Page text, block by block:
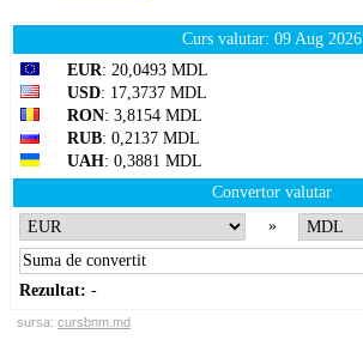
Curs valutar: 09 Aug 2026
EUR: 20,0493 MDL
USD: 17,3737 MDL
RON: 3,8154 MDL
RUB: 0,2137 MDL
UAH: 0,3881 MDL
Convertor valutar
»
Rezultat: -
sursa: cursbnm.md